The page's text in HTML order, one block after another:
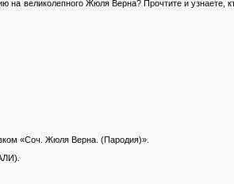
на великолепного Жюля Верна? Прочтите и узнаете,
«Соч. Жюля Верна. (Пародия)».